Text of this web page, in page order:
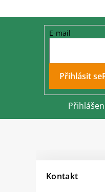
E-mail
Kontakt